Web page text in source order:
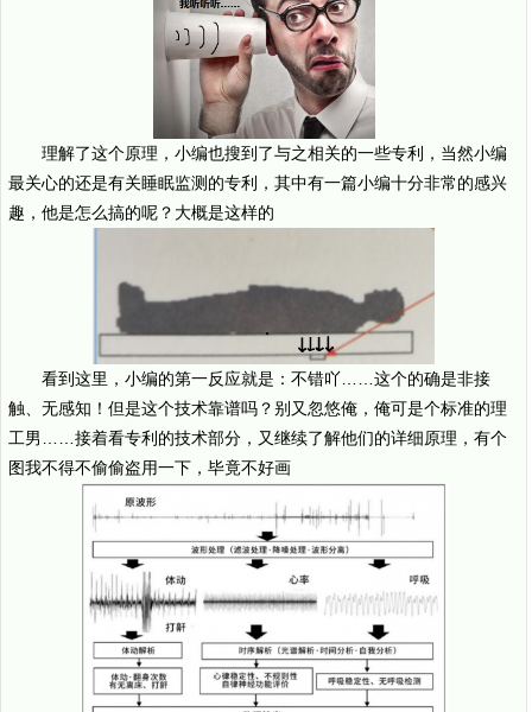
理解了这个原理，小编也搜到了与之相关的一些专利，当然小编
最关心的还是有关睡眠监测的专利，其中有一篇小编十分非常的感兴
趣，他是怎么搞的呢？大概是这样的
看到这里，小编的第一反应就是：不错吖……这个的确是非接
触、无感知！但是这个技术靠谱吗？别又忽悠俺，俺可是个标准的理
工男……接着看专利的技术部分，又继续了解他们的详细原理，有个
图我不得不偷偷盗用一下，毕竟不好画